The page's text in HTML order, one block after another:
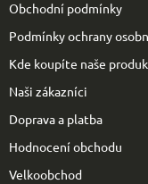
Obchodní podmínky
Podmínky ochrany
Kde koupíte naše
Naši zákazníci
Doprava a platba
Hodnocení obchodu
Velkoobchod